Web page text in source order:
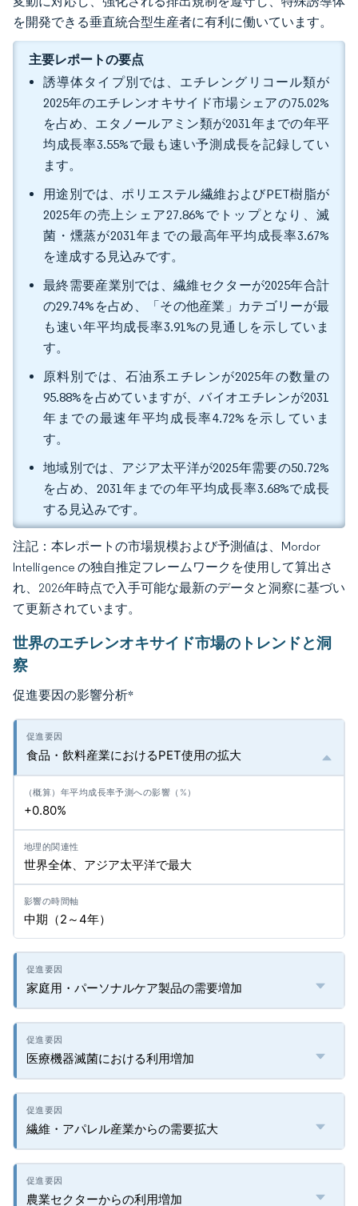
を開発できる垂直統合型生産者に有利に働いています。
主要レポートの要点
誘導体タイプ別では、エチレングリコール類が
2025年のエチレンオキサイド市場シェアの75.02%
を占め、エタノールアミン類が2031年までの年平
均成長率3.55%で最も速い予測成長を記録してい
ます。
用途別では、ポリエステル繊維およびPET樹脂が
2025年の売上シェア27.86%でトップとなり、滅
菌・燻蒸が2031年までの最高年平均成長率3.67%
を達成する見込みです。
最終需要産業別では、繊維セクターが2025年合計
の29.74%を占め、「その他産業」カテゴリーが最
も速い年平均成長率3.91%の見通しを示していま
す。
原料別では、石油系エチレンが2025年の数量の
95.88%を占めていますが、バイオエチレンが2031
年までの最速年平均成長率4.72%を示していま
す。
地域別では、アジア太平洋が2025年需要の50.72%
を占め、2031年までの年平均成長率3.68%で成長
する見込みです。
注記：本レポートの市場規模および予測値は、Mordor
Intelligence の独自推定フレームワークを使用して算出さ
れ、2026年時点で入手可能な最新のデータと洞察に基づい
て更新されています。
世界のエチレンオキサイド市場のトレンドと洞
察
促進要因の影響分析*
食品・飲料産業におけるPET使用の拡大
+0.80%
世界全体、アジア太平洋で最大
中期（2～4年）
家庭用・パーソナルケア製品の需要増加
医療機器滅菌における利用増加
繊維・アパレル産業からの需要拡大
農業セクターからの利用増加